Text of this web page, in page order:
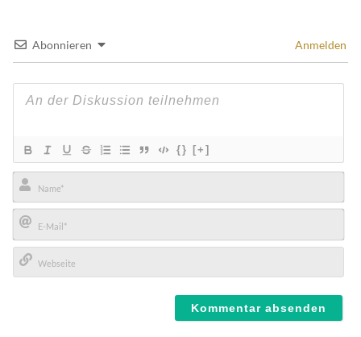
Abonnieren Anmelden
{} [+]
Name*
E-
Mail*